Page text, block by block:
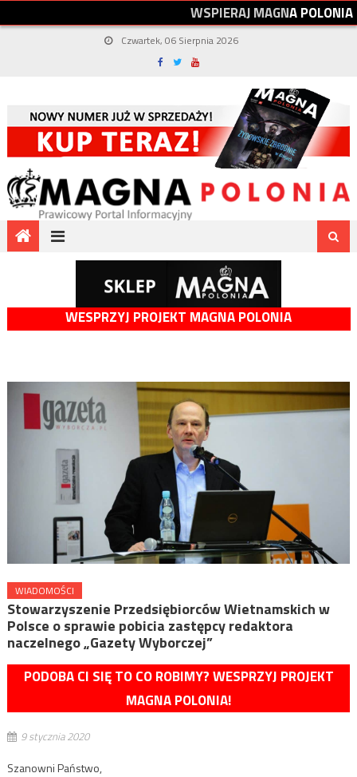
WSPIERAJMAGNAPOLONIA
Czwartek, 06 Sierpnia 2026
WESPRZYJ PROJEKT MAGNA POLONIA
WIADOMOŚCI
Stowarzyszenie Przedsiębiorców Wietnamskich w
Polsce o sprawie pobicia zastępcy redaktora
naczelnego „Gazety Wyborczej”
PODOBA CI SIĘ TO CO ROBIMY? WESPRZYJ PROJEKT
MAGNA POLONIA!
9 stycznia 2020
Szanowni Państwo,